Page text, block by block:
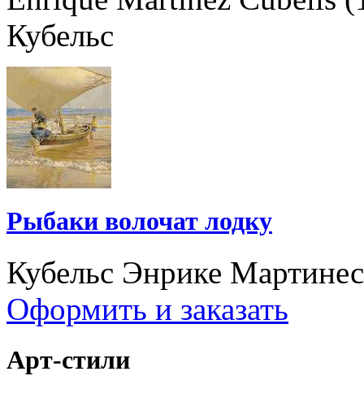
Кубельс
Рыбаки волочат лодку
Кубельс Энрике Мартинес
Оформить и заказать
Арт-стили